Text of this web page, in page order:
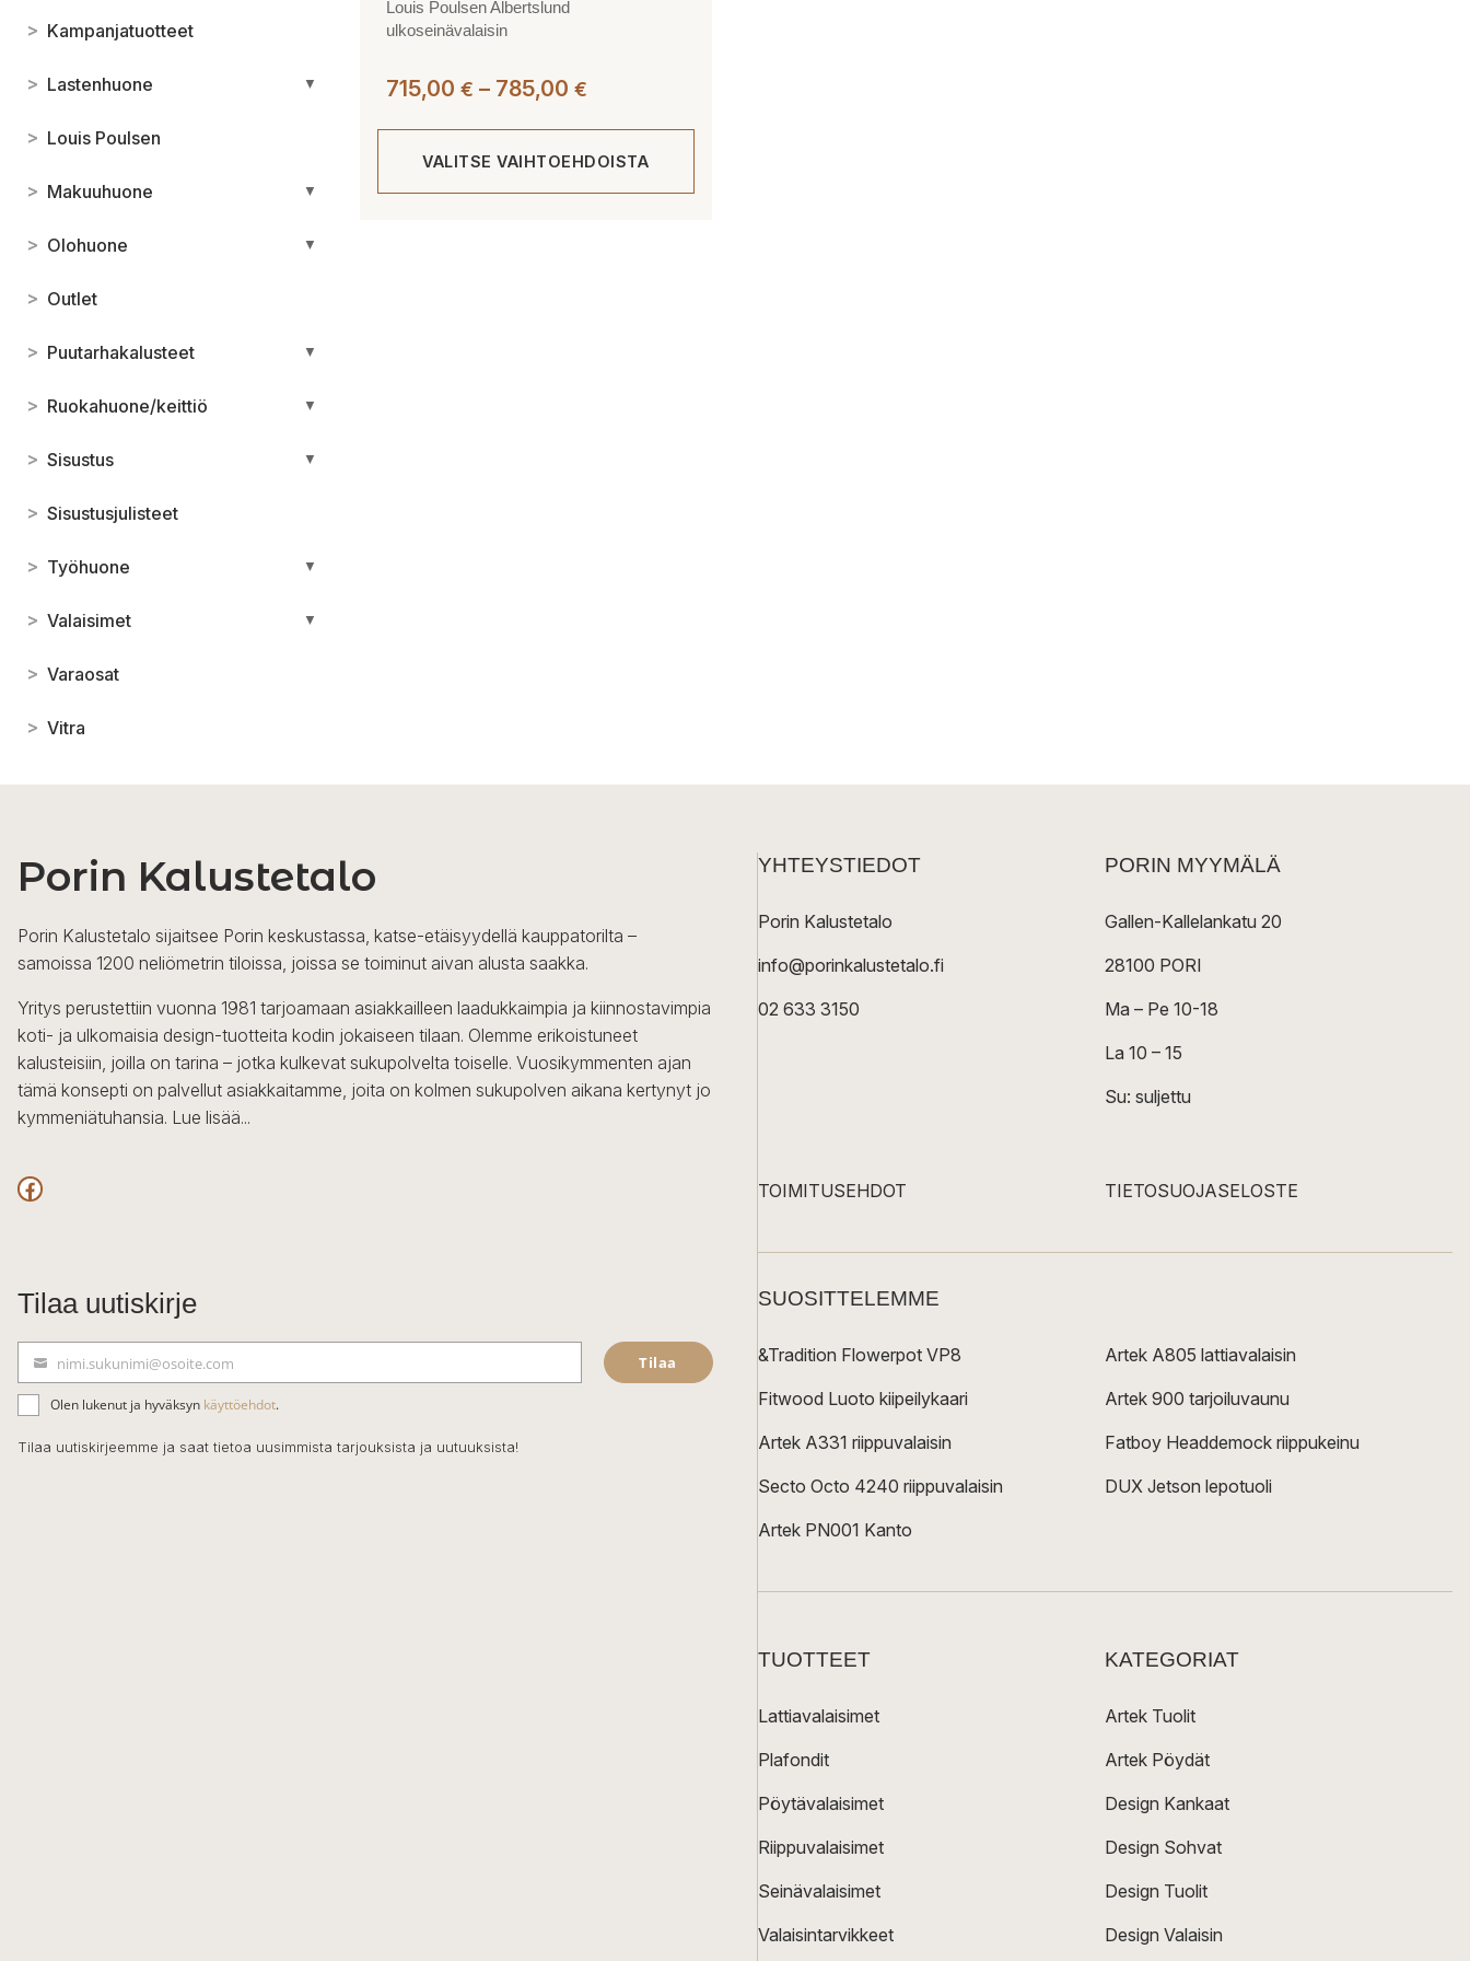
> Kampanjatuotteet
> Lastenhuone ▼
> Louis Poulsen
> Makuuhuone ▼
> Olohuone ▼
> Outlet
> Puutarhakalusteet ▼
> Ruokahuone/keittiö ▼
> Sisustus ▼
> Sisustusjulisteet
> Työhuone ▼
> Valaisimet ▼
> Varaosat
> Vitra
Louis Poulsen Albertslund
ulkoseinävalaisin
715,00 € – 785,00 €
785,00 €
VALITSE VAIHTOEHDOISTA
Porin Kalustetalo
Porin Kalustetalo sijaitsee Porin keskustassa, katse-etäisyydellä kauppatorilta –
samoissa 1200 neliömetrin tiloissa, joissa se toiminut aivan alusta saakka.
Yritys perustettiin vuonna 1981 tarjoamaan asiakkailleen laadukkaimpia ja kiinnostavimpia
koti- ja ulkomaisia design-tuotteita kodin jokaiseen tilaan. Olemme erikoistuneet
kalusteisiin, joilla on tarina – jotka kulkevat sukupolvelta toiselle. Vuosikymmenten ajan
tämä konsepti on palvellut asiakkaitamme, joita on kolmen sukupolven aikana kertynyt jo
kymmeniätuhansia. Lue lisää...
Facebook
Tilaa uutiskirje
ä
h
k
nimi.sukunimi@osoite.com Tilaa
Olen lukenut ja hyväksyn käyttöehdot.
Tilaa uutiskirjeemme ja saat tietoa uusimmista tarjouksista ja uutuuksista!
YHTEYSTIEDOT
Porin Kalustetalo
info@porinkalustetalo.fi
02 633 3150
PORIN MYYMÄLÄ
Gallen-Kallelankatu 20
28100 PORI
Ma – Pe 10-18
La 10 – 15
Su: suljettu
TOIMITUSEHDOT TIETOSUOJASELOSTE
SUOSITTELEMME
&Tradition Flowerpot VP8
Fitwood Luoto kiipeilykaari
Artek A331 riippuvalaisin
Secto Octo 4240 riippuvalaisin
Artek PN001 Kanto
Artek A805 lattiavalaisin
Artek 900 tarjoiluvaunu
Fatboy Headdemock riippukeinu
DUX Jetson lepotuoli
TUOTTEET
Lattiavalaisimet
Plafondit
Pöytävalaisimet
Riippuvalaisimet
Seinävalaisimet
Valaisintarvikkeet
KATEGORIAT
Artek Tuolit
Artek Pöydät
Design Kankaat
Design Sohvat
Design Tuolit
Design Valaisin